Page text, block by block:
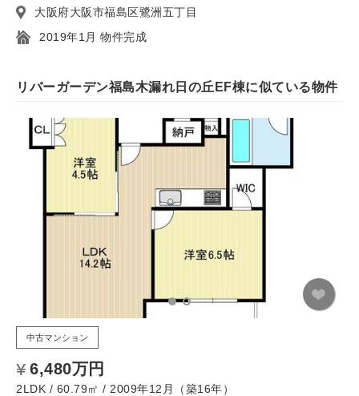
大阪府大阪市福島区鷺洲五丁目
2019年1月 物件完成
リバーガーデン福島木漏れ日の丘EF棟に似ている物件
中古マンション
6,480万円
2LDK / 60.79㎡ / 2009年12月（築16年）